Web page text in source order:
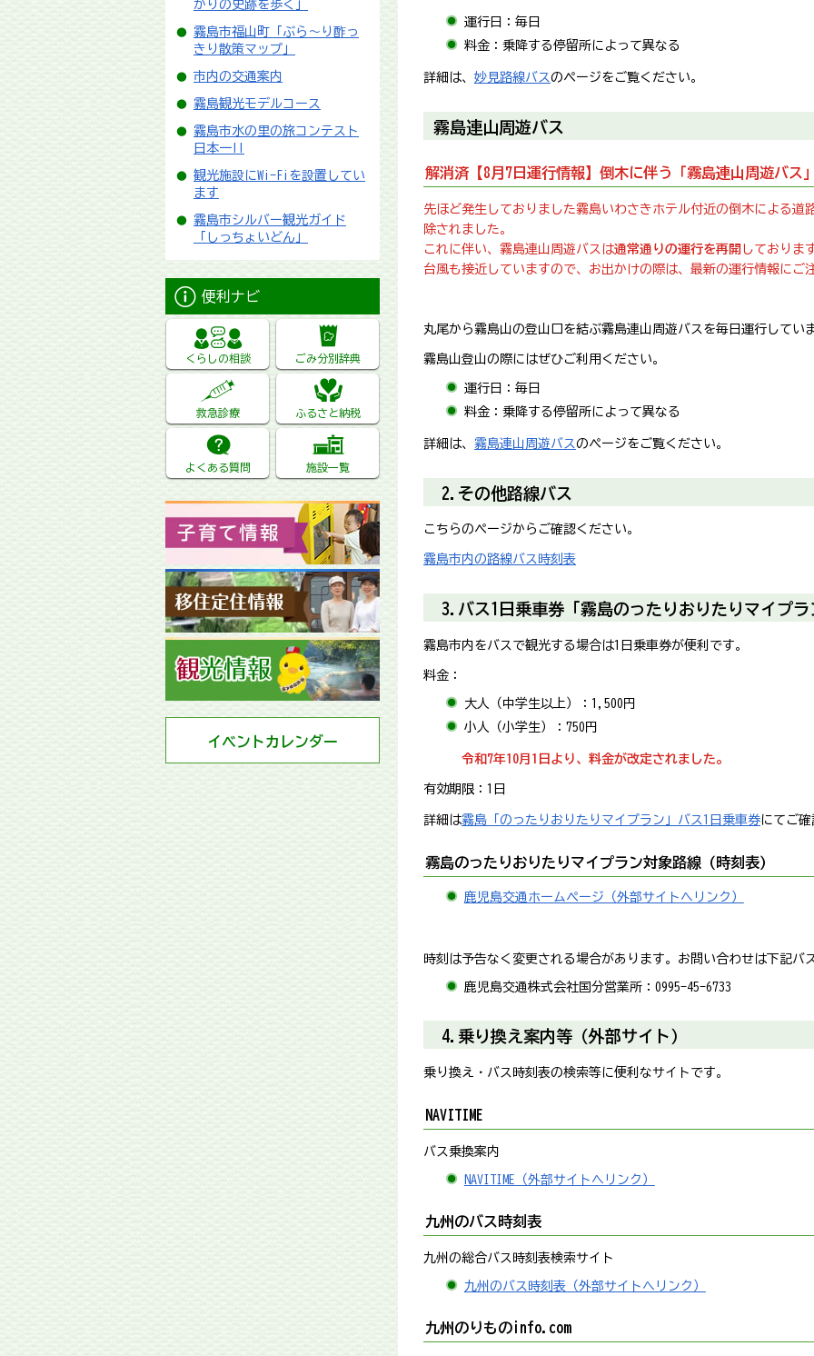
かりの史跡を歩く」
霧島市福山町「ぶら～り酢っ
きり散策マップ」
市内の交通案内
霧島観光モデルコース
霧島市水の里の旅コンテスト
日本一!!
観光施設にWi-Fiを設置してい
ます
霧島市シルバー観光ガイド
「しっちょいどん」
便利ナビ
くらしの相談 ごみ分別辞典
救急診療 ふるさと納税
よくある質問 施設一覧
イベントカレンダー
運行日：毎日
料金：乗降する停留所によって異なる
詳細は、 妙見路線バス のページをご覧ください。
霧島連山周遊バス
解消済【8月7日運行情報】倒木に伴う「霧島連山周遊バス
先ほど発生しておりました霧島いわさきホテル付近の倒木による道
除されました。
これに伴い、霧島連山周遊バスは通常通りの運行を再開 しておりま
台風も接近していますので、お出かけの際は、最新の運行情報にご
丸尾から霧島山の登山口を結ぶ霧島連山周遊バスを毎日運行してい
霧島山登山の際にはぜひご利用ください。
運行日：毎日
料金：乗降する停留所によって異なる
詳細は、 霧島連山周遊バス のページをご覧ください。
2.その他路線バス
こちらのページからご確認ください。
霧島市内の路線バス時刻表
3.バス1日乗車券「霧島のったりおりたりマイプラ
霧島市内をバスで観光する場合は1日乗車券が便利です。
料金：
大人（中学生以上）：1,500円
小人（小学生）：750円
令和7年10月1日より、料金が改定されました。
有効期限：1日
詳細は霧島「のったりおりたりマイプラン」バス1日乗車券にてご
霧島のったりおりたりマイプラン対象路線（時刻表）
鹿児島交通ホームページ（外部サイトへリンク）
時刻は予告なく変更される場合があります。お問い合わせは下記バ
鹿児島交通株式会社国分営業所： 0995-45-6733
4.乗り換え案内等（外部サイト）
乗り換え・バス時刻表の検索等に便利なサイトです。
NAVITIME
バス乗換案内
NAVITIME（外部サイトへリンク）
九州のバス時刻表
九州の総合バス時刻表検索サイト
九州のバス時刻表（外部サイトへリンク）
九州のりものinfo.com